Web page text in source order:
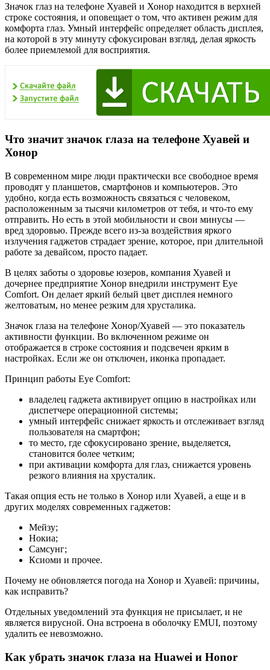
Значок глаз на телефоне Хуавей и Хонор находится в верхней
строке состояния, и оповещает о том, что активен режим для
комфорта глаз. Умный интерфейс определяет область дисплея,
на которой в эту минуту сфокусирован взгляд, делая яркость
более приемлемой для восприятия.
Что значит значок глаза на телефоне Хуавей и
Хонор
В современном мире люди практически все свободное время
проводят у планшетов, смартфонов и компьютеров. Это
удобно, когда есть возможность связаться с человеком,
расположенным за тысячи километров от тебя, и что-то ему
отправить. Но есть в этой мобильности и свои минусы —
вред здоровью. Прежде всего из-за воздействия яркого
излучения гаджетов страдает зрение, которое, при длительной
работе за девайсом, просто падает.
В целях заботы о здоровье юзеров, компания Хуавей и
дочернее предприятие Хонор внедрили инструмент Eye
Comfort. Он делает яркий белый цвет дисплея немного
желтоватым, но менее резким для хрусталика.
Значок глаза на телефоне Хонор/Хуавей — это показатель
активности функции. Во включенном режиме он
отображается в строке состояния и подсвечен ярким в
настройках. Если же он отключен, иконка пропадает.
Принцип работы Eye Comfort:
владелец гаджета активирует опцию в настройках или
диспетчере операционной системы;
умный интерфейс снижает яркость и отслеживает взгляд
пользователя на смартфон;
то место, где сфокусировано зрение, выделяется,
становится более четким;
при активации комфорта для глаз, снижается уровень
резкого влияния на хрусталик.
Такая опция есть не только в Хонор или Хуавей, а еще и в
других моделях современных гаджетов:
Мейзу;
Нокиа;
Самсунг;
Ксиоми и прочее.
Почему не обновляется погода на Хонор и Хуавей: причины,
как исправить?
Отдельных уведомлений эта функция не присылает, и не
является вирусной. Она встроена в оболочку EMUI, поэтому
удалить ее невозможно.
Как убрать значок глаза на Huawei и Honor